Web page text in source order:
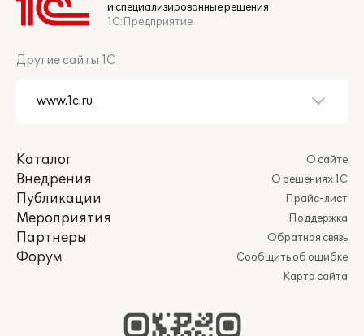
и специализированные решения
1С:Предприятие
Другие сайты 1С
Каталог
Внедрения
Публикации
Мероприятия
Партнеры
Форум
О сайте
О решениях 1С
Прайс-лист
Поддержка
Обратная связь
Сообщить об ошибке
Карта сайта